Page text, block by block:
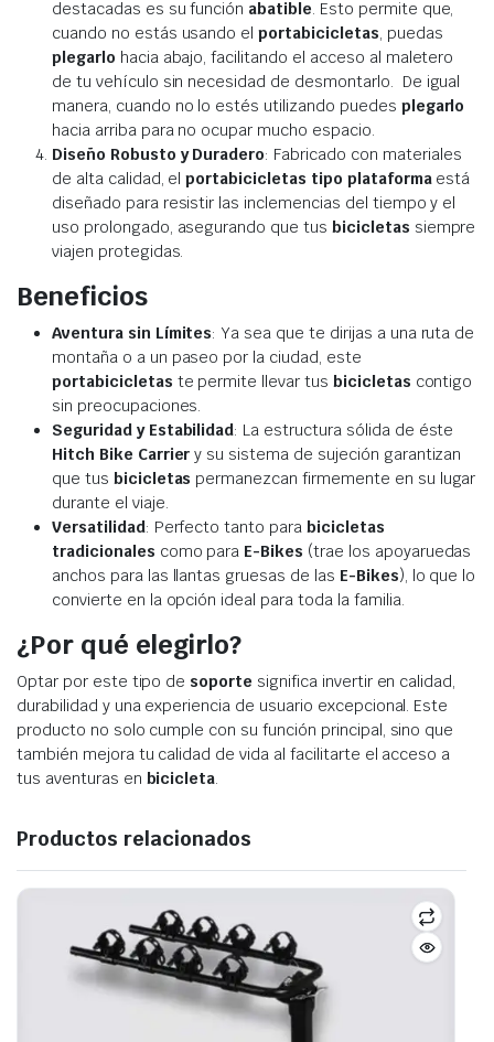
destacadas es su función abatible. Esto permite que,
cuando no estás usando elportabicicletas, puedas
plegarlo hacia abajo, facilitando el acceso al maletero
de tu vehículo sin necesidad de desmontarlo. De igual
manera, cuando no lo estés utilizando puedes plegarlo
hacia arriba para no ocupar mucho espacio.
Diseño Robusto y Duradero: Fabricado con materiales
de alta calidad, elportabicicletas tipo plataformaestá
diseñado para resistir las inclemencias del tiempo y el
uso prolongado, asegurando que tus bicicletas siempre
viajen protegidas.
Beneficios
Aventura sin Límites: Ya sea que te dirijas a una ruta de
montaña o a un paseo por la ciudad, este
portabicicletas te permite llevar tus bicicletas contigo
sin preocupaciones.
Seguridad y Estabilidad: La estructura sólida de éste
Hitch Bike Carrier y su sistema de sujeción garantizan
que tus bicicletas permanezcan firmemente en su lugar
durante el viaje.
Versatilidad: Perfecto tanto para bicicletas
tradicionales como para E-Bikes (trae los apoyaruedas
anchos para las llantas gruesas de las E-Bikes), lo que lo
convierte en la opción ideal para toda la familia.
¿Por qué elegirlo?
Optar por este tipo de soporte significa invertir en calidad,
durabilidad y una experiencia de usuario excepcional. Este
producto no solo cumple con su función principal, sino que
también mejora tu calidad de vida al facilitarte el acceso a
tus aventuras en bicicleta.
Productos relacionados